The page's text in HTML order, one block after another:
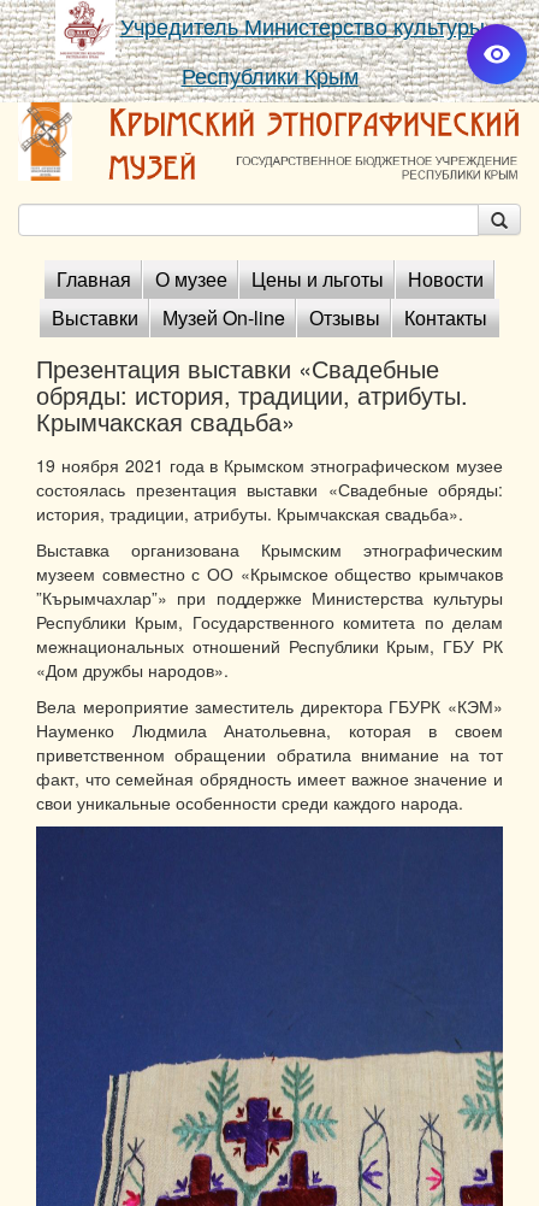
Учредитель Министерство культуры
Республики Крым
Главная О музее Цены и льготы
Новости
Выставки
Музей On-line Отзывы Контакты
Презентация выставки «Свадебные
обряды: история, традиции, атрибуты.
Крымчакская свадьба»
19 ноября 2021 года в Крымском этнографическом музее
состоялась презентация выставки «Свадебные обряды:
история, традиции, атрибуты. Крымчакская свадьба».
Выставка организована Крымским этнографическим
музеем совместно с ОО «Крымское общество крымчаков
”Кърымчахлар”» при поддержке Министерства культуры
Республики Крым, Государственного комитета по делам
межнациональных отношений Республики Крым, ГБУ РК
«Дом дружбы народов».
Вела мероприятие заместитель директора ГБУРК «КЭМ»
Науменко Людмила Анатольевна, которая в своем
приветственном обращении обратила внимание на тот
факт, что семейная обрядность имеет важное значение и
свои уникальные особенности среди каждого народа.